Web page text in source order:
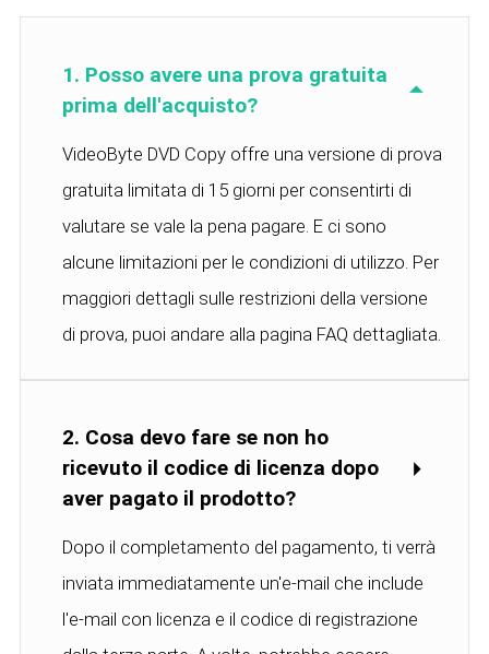
1. Posso avere una prova gratuita
prima dell'acquisto?
VideoByte DVD Copy offre una versione di prova
gratuita limitata di 15 giorni per consentirti di
valutare se vale la pena pagare. E ci sono
alcune limitazioni per le condizioni di utilizzo. Per
maggiori dettagli sulle restrizioni della versione
di prova, puoi andare alla pagina FAQ dettagliata.
2. Cosa devo fare se non ho
ricevuto il codice di licenza dopo
aver pagato il prodotto?
Dopo il completamento del pagamento, ti verrà
inviata immediatamente un'e-mail che include
l'e-mail con licenza e il codice di registrazione